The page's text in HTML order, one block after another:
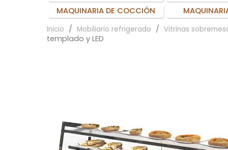
MAQUINARIA DE COCCIÓN
Inicio Mobiliario refrigerado Vitrinas
templado y LED